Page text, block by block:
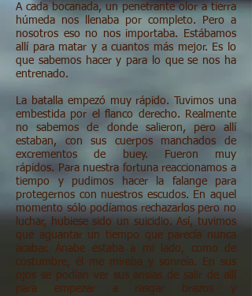
A cada bocanada, un penetrante olor a tierra
húmeda nos llenaba por completo. Pero a
nosotros eso no nos importaba. Estábamos
allí para matar y a cuantos más mejor. Es lo
que sabemos hacer y para lo que se nos ha
entrenado.
La batalla empezó muy rápido. Tuvimos una
embestida por el flanco derecho. Realmente
no sabemos de donde salieron, pero allí
estaban, con sus cuerpos manchados de
excrementos de buey. Fueron muy
rápidos. Para nuestra fortuna reaccionamos a
tiempo y pudimos hacer la falange para
protegernos con nuestros escudos. En aquel
momento sólo podíamos rechazarlos pero no
luchar, hubiese sido un suicidio. Así, tuvimos
que aguantar un tiempo que parecía nunca
acabar. Ánabe estaba a mi lado, como de
costumbre, él me miraba y sonreía. En sus
ojos se podían ver sus ansias de salir de allí
para empezar a rasgar brazos y